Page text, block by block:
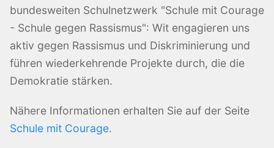
bundesweiten Schulnetzwerk "Schule mit Courage
- Schule gegen Rassismus": Wit engagieren uns
aktiv gegen Rassismus und Diskriminierung und
führen wiederkehrende Projekte durch, die die
Demokratie stärken.
Nähere Informationen erhalten Sie auf der Seite
Schule mit Courage.